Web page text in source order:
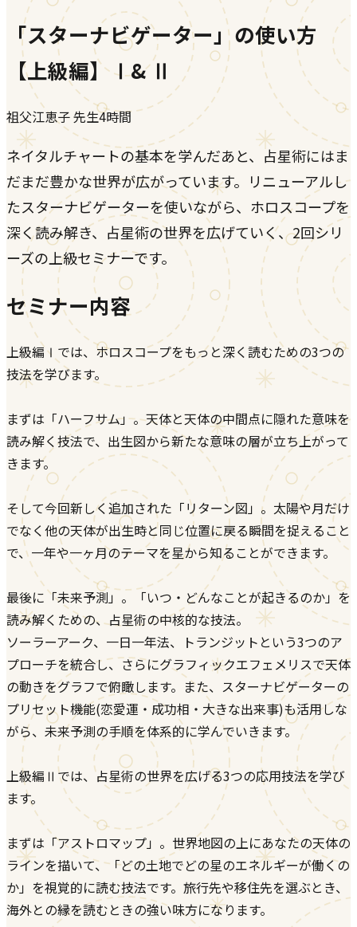
「スターナビゲーター」の使い方
【上級編】Ⅰ& Ⅱ
祖父江恵子先生4時間
ネイタルチャートの基本を学んだあと、占星術にはま
だまだ豊かな世界が広がっています。リニューアルし
たスターナビゲーターを使いながら、ホロスコープを
深く読み解き、占星術の世界を広げていく、2回シリ
ーズの上級セミナーです。
セミナー内容
上級編Ⅰでは、ホロスコープをもっと深く読むための3つの
技法を学びます。
まずは「ハーフサム」。天体と天体の中間点に隠れた意味を
読み解く技法で、出生図から新たな意味の層が立ち上がって
きます。
そして今回新しく追加された「リターン図」。太陽や月だけ
でなく他の天体が出生時と同じ位置に戻る瞬間を捉えること
で、一年や一ヶ月のテーマを星から知ることができます。
最後に「未来予測」。「いつ・どんなことが起きるのか」を
読み解くための、占星術の中核的な技法。
ソーラーアーク、一日一年法、トランジットという3つのア
プローチを統合し、さらにグラフィックエフェメリスで天体
の動きをグラフで俯瞰します。また、スターナビゲーターの
プリセット機能(恋愛運・成功相・大きな出来事)も活用しな
がら、未来予測の手順を体系的に学んでいきます。
上級編Ⅱでは、占星術の世界を広げる3つの応用技法を学び
ます。
まずは「アストロマップ」。世界地図の上にあなたの天体の
ラインを描いて、「どの土地でどの星のエネルギーが働くの
か」を視覚的に読む技法です。旅行先や移住先を選ぶとき、
海外との縁を読むときの強い味方になります。